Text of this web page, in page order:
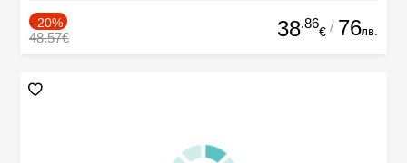
-20%
48.57€ 38.86
€ / 76лв.